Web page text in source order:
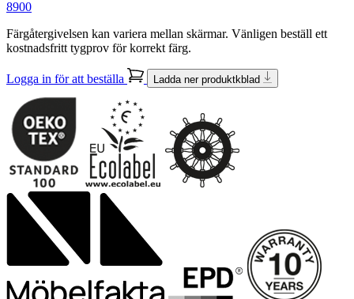
8900
Färgåtergivelsen kan variera mellan skärmar. Vänligen beställ ett
kostnadsfritt tygprov för korrekt färg.
Logga in för att beställa Ladda ner produktkblad